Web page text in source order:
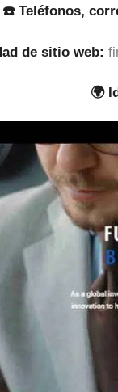
☎️ Teléfonos,
de sitio web:
🌍